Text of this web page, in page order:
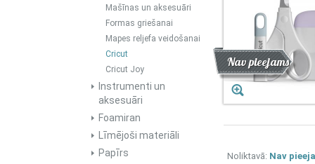
Mašīnas un aksesuāri
Formas griešanai
Mapes reljefa veidošanai
Cricut
Cricut Joy
Instrumenti un
aksesuāri
Foamiran
Līmējoši materiāli
Papīrs
Atlaide
Jaunums
Nav pieejams
Noliktavā: Nav